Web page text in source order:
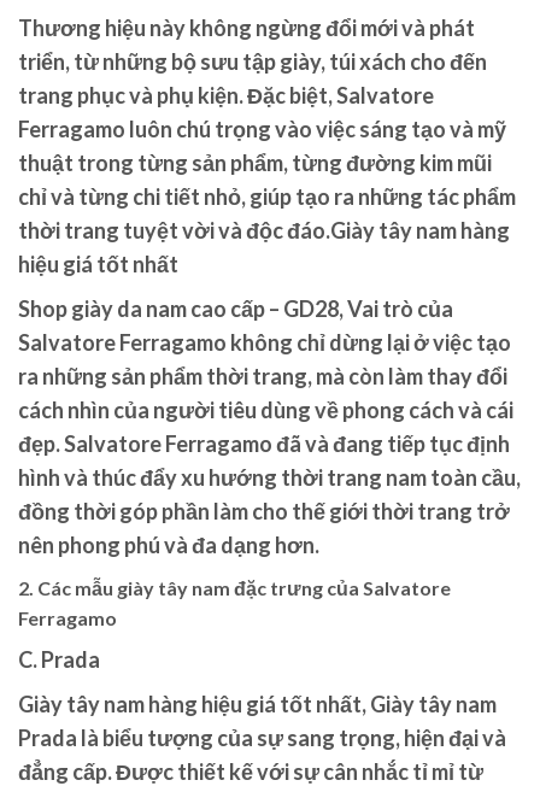
Thương hiệu này không ngừng đổi mới và phát
triển, từ những bộ sưu tập giày, túi xách cho đến
trang phục và phụ kiện. Đặc biệt, Salvatore
Ferragamo luôn chú trọng vào việc sáng tạo và mỹ
thuật trong từng sản phẩm, từng đường kim mũi
chỉ và từng chi tiết nhỏ, giúp tạo ra những tác phẩm
thời trang tuyệt vời và độc đáo.Giày tây nam hàng
hiệu giá tốt nhất
Shop giày da nam cao cấp – GD28, Vai trò của
Salvatore Ferragamo không chỉ dừng lại ở việc tạo
ra những sản phẩm thời trang, mà còn làm thay đổi
cách nhìn của người tiêu dùng về phong cách và cái
đẹp. Salvatore Ferragamo đã và đang tiếp tục định
hình và thúc đẩy xu hướng thời trang nam toàn cầu,
đồng thời góp phần làm cho thế giới thời trang trở
nên phong phú và đa dạng hơn.
2. Các mẫu giày tây nam đặc trưng của Salvatore
Ferragamo
C. Prada
Giày tây nam hàng hiệu giá tốt nhất, Giày tây nam
Prada là biểu tượng của sự sang trọng, hiện đại và
đẳng cấp. Được thiết kế với sự cân nhắc tỉ mỉ từ